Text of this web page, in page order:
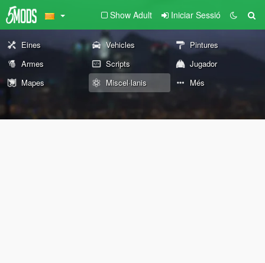
Show Adult Iniciar Sessió
Eines Vehicles
Pintures
Armes
Scripts
Jugador
Mapes
Miscel·lanis Més